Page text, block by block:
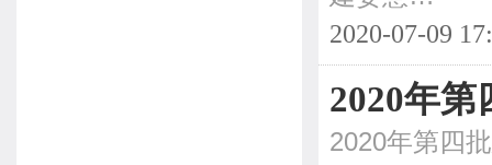
2020-07-09
2020年
2020年第四